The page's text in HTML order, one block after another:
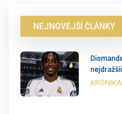
NEJNOVĚJŠÍ ČLÁNKY